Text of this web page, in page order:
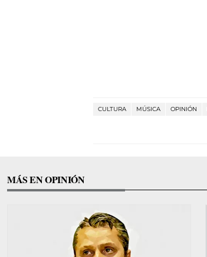
CULTURA MÚSICA OPINIÓN
MÁS EN OPINIÓN